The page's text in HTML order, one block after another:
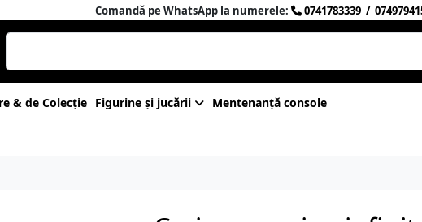
Comandă pe WhatsApp la numerele: 0741783339 /
& de Colecție Figurine și jucării Mentenanță console